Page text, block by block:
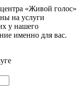
«Живой голос»
на услуги
у нашего
именно для вас.